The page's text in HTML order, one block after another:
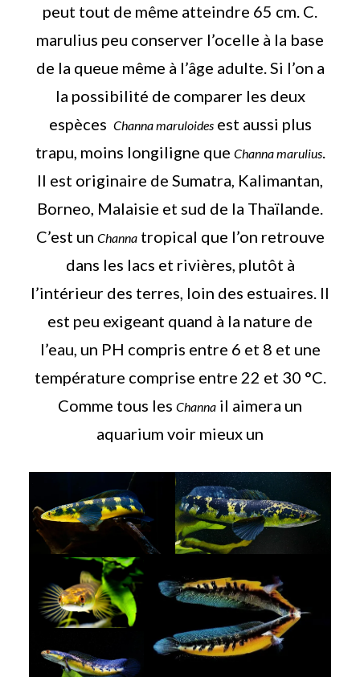
peut tout de même atteindre 65 cm. C.
marulius peu conserver l’ocelle à la base
de la queue même à l’âge adulte. Si l’on a
la possibilité de comparer les deux
espèces Channa maruloidesest aussi plus
trapu, moins longiligne que Channa marulius.
Il est originaire de Sumatra, Kalimantan,
Borneo, Malaisie et sud de la Thaïlande.
C’est un Channatropical que l’on retrouve
dans les lacs et rivières, plutôt à
l’intérieur des terres, loin des estuaires. Il
est peu exigeant quand à la nature de
l’eau, un PH compris entre 6 et 8 et une
température comprise entre 22 et 30 °C.
Comme tous les Channa il aimera un
aquarium voir mieux un